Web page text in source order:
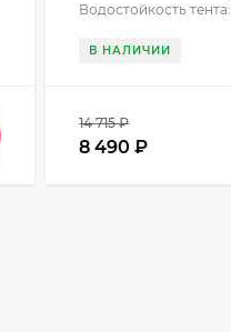
Водостойкость тента:
В НАЛИЧИИ
14 715₽
8 490₽